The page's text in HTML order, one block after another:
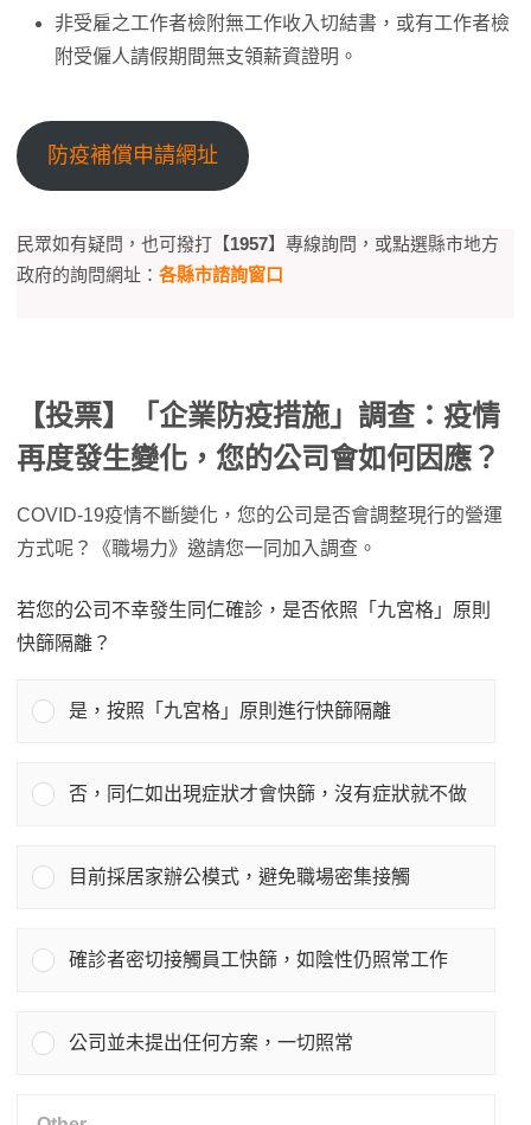
非受雇之工作者檢附無工作收入切結書，或有工作者檢
附受僱人請假期間無支領薪資證明。
防疫補償申請網址
民眾如有疑問，也可撥打【1957】專線詢問，或點選縣市地方
政府的詢問網址： 各縣市諮詢窗口
【投票】「企業防疫措施」調查：疫情
再度發生變化，您的公司會如何因應？
COVID-19疫情不斷變化，您的公司是否會調整現行的營運
方式呢？《職場力》邀請您一同加入調查。
若您的公司不幸發生同仁確診，是否依照「九宮格」原則
快篩隔離？
是，按照「九宮格」原則進行快篩隔離
否，同仁如出現症狀才會快篩，沒有症狀就不做
目前採居家辦公模式，避免職場密集接觸
確診者密切接觸員工快篩，如陰性仍照常工作
公司並未提出任何方案，一切照常